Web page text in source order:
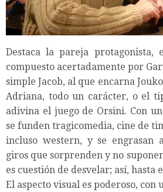
Destaca la pareja protagonista,
compuesto acertadamente por
simple Jacob, al que encarna
Adriana, todo un carácter, o el
adivina el juego de Orsini. Con
se funden tragicomedia, cine de
incluso western, y se engrasan
giros que sorprenden y no
es cuestión de desvelar; así, hasta
El aspecto visual es poderoso, con